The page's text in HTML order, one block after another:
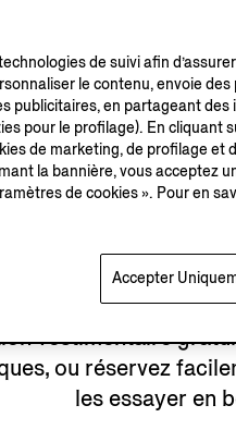
ESSAYAGE EN
vestimentaire
ou réservez
les essayer en
de suivi afin
le contenu, envoie
publicitaires, en partageant
pour le profilage). En cliquant
de marketing, de profilage et
la bannière, vous acceptez
de cookies ». Pour en
Accepter